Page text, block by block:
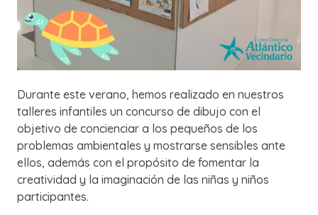
Durante este verano, hemos realizado en nuestros
talleres infantiles un concurso de dibujo con el
objetivo de concienciar a los pequeños de los
problemas ambientales y mostrarse sensibles ante
ellos, además con el propósito de fomentar la
creatividad y la imaginación de las niñas y niños
participantes.